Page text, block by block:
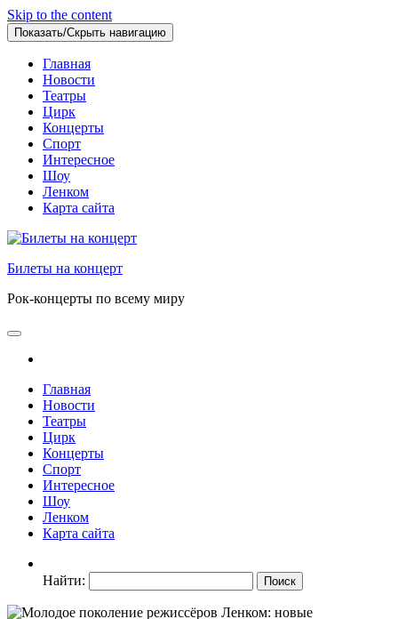
Skip to the content
Показать/Скрыть навигацию
Главная
Новости
Театры
Цирк
Концерты
Спорт
Интересное
Шоу
Ленком
Карта сайта
Билеты на концерт
Рок-концерты по всему миру
Главная
Новости
Театры
Цирк
Концерты
Спорт
Интересное
Шоу
Ленком
Карта сайта
Найти: